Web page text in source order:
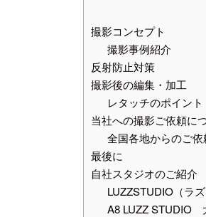
撮影コンセプト
撮影事例紹介
反射防止対策
撮影後の編集・加工
レタッチのポイント
当社への撮影ご依頼に
全国各地からのご
最後に
自社スタジオのご紹介
LUZZSTUDIO（ラ
A8 LUZZ STUDIO